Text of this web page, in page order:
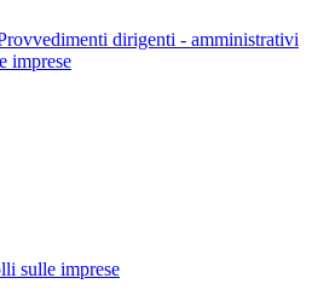
dirigenti - amministrativi
imprese
sulle imprese